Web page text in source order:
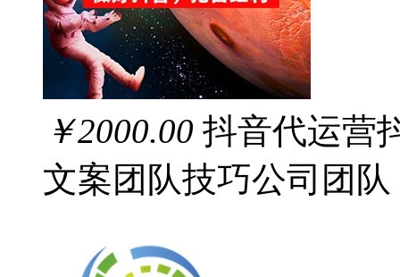
￥2000.00 抖音代运营
文案团队技巧公司团队